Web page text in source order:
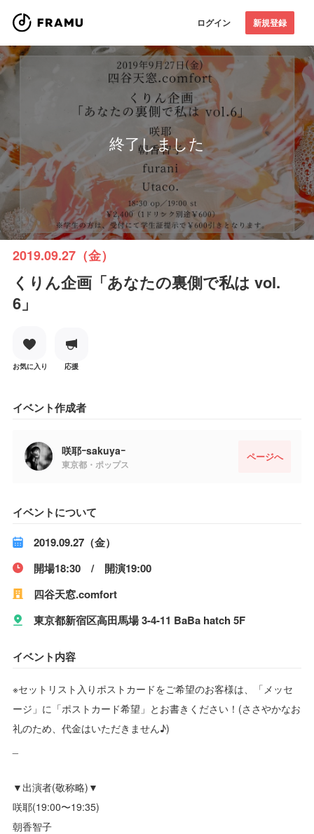
ログイン 新規登録
終了しました
2019.09.27（金）
くりん企画「あなたの裏側で私は vol.
6」
お気に入り 応援
イベント作成者
咲耶ｰsakuyaｰ
東京都・ポップス
ページへ
イベントについて
2019.09.27（金）
開場18:30 / 開演19:00
四谷天窓.comfort
東京都新宿区高田馬場 3-4-11 BaBa hatch 5F
イベント内容
※セットリスト入りポストカードをご希望のお客様は、「メッセ
ージ」に「ポストカード希望」とお書きください！(ささやかなお
礼のため、代金はいただきません♪)
▼出演者(敬称略)▼
咲耶(19:00〜19:35)
朝香智子